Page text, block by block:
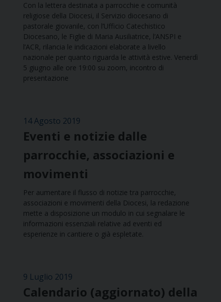
Con la lettera destinata a parrocchie e comunità
religiose della Diocesi, il Servizio diocesano di
pastorale giovanile, con l’Ufficio Catechistico
Diocesano, le Figlie di Maria Ausiliatrice, l’ANSPI e
l’ACR, rilancia le indicazioni elaborate a livello
nazionale per quanto riguarda le attività estive. Venerdì
5 giugno alle ore 19:00 su zoom, incontro di
presentazione
14 Agosto 2019
Eventi e notizie dalle
parrocchie, associazioni e
movimenti
Per aumentare il flusso di notizie tra parrocchie,
associazioni e movimenti della Diocesi, la redazione
mette a disposizione un modulo in cui segnalare le
informazioni essenziali relative ad eventi ed
esperienze in cantiere o già espletate.
9 Luglio 2019
Calendario (aggiornato) della